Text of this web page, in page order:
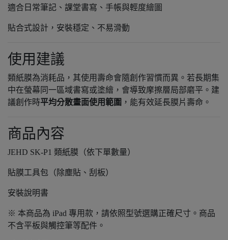
適合日常筆記、課堂書寫、手帳與輕度繪圖
貼合式設計，安裝穩定、不易滑動
使用建議
類紙膜為消耗品，其使用壽命會隨創作習慣而異。若長期集
中在螢幕同一區域書寫或塗繪，會導致摩擦層局部磨平。建
議創作時平均分散畫面使用範圍 ，能有效延長膜片壽命。
商品內容
JEHD SK-P1 類紙膜（依下單數量）
貼膜工具包（除塵貼、刮板）
安裝說明書
※ 本商品為 iPad 專用款，請依照型號選購正確尺寸。商品
不含平板與觸控筆等配件。